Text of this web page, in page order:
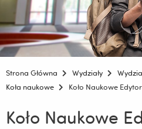
Strona Główna Wydziały
Koła naukowe
Koło Naukowe
Koło Naukowe